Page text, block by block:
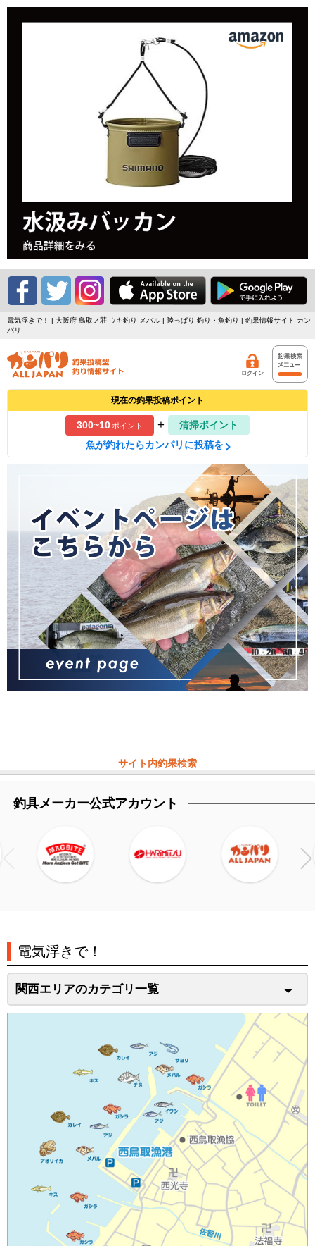
電気浮きで！ | 大阪府 鳥取ノ荘 ウキ釣り メバル | 陸っぱり 釣り・魚釣り | 釣果情報サイト カン
パリ
ログイン
現在の釣果投稿ポイント
300~10ポイント +
清掃ポイント
魚が釣れたらカンパリに投稿を
サイト内釣果検索
釣具メーカー公式アカウント
電気浮きで！
関西エリアのカテゴリ一覧